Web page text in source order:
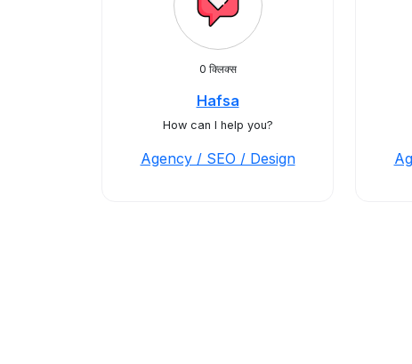
0 क्लिक्स
Hafsa
How can I help you?
Agency / SEO / Design